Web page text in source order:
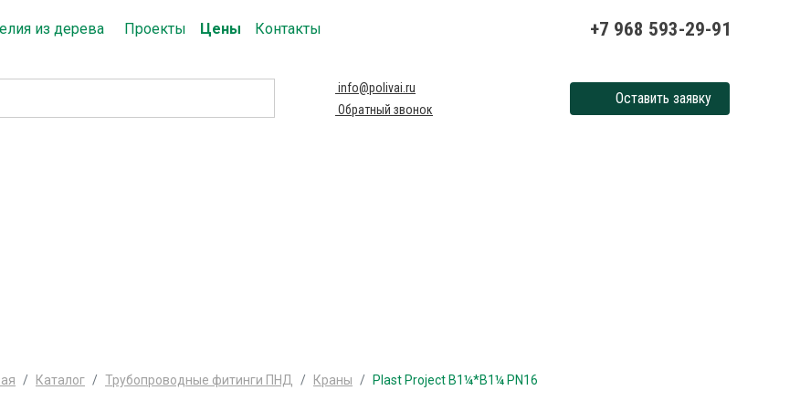
+7 968 593-29-91
из дерева Проекты Цены Контакты
info@polivai.ru
Обратный звонок
Оставить заявку
Каталог Трубопроводные фитинги ПНД Краны Plast Project В1¼*В1¼ PN16